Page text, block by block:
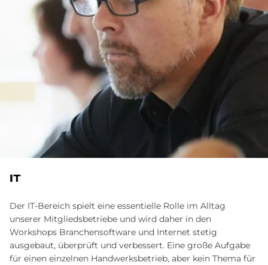
IT
Der IT-Bereich spielt eine essentielle Rolle im Alltag
unserer Mitgliedsbetriebe und wird daher in den
Workshops Branchensoftware und Internet stetig
ausgebaut, überprüft und verbessert. Eine große Aufgabe
für einen einzelnen Handwerksbetrieb, aber kein Thema für